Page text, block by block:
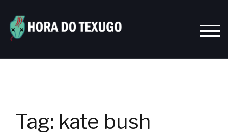
content
Tag: kate bush